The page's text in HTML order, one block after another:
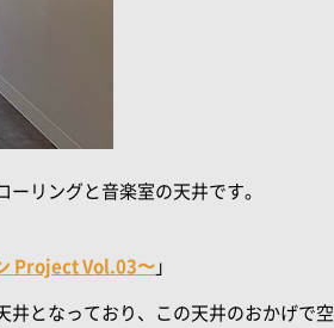
リングと音楽室の天井です。
Project Vol.03〜 」
井となっており、この天井のおかげで空